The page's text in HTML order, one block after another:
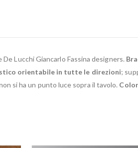
De Lucchi Giancarlo Fassina designers.
orientabile in tutte le direzioni;
si ha un punto luce sopra il tavolo.